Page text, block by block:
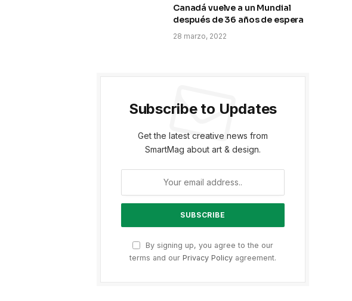
Canadá vuelve a un Mundial
después de 36 años de espera
28 marzo, 2022
Subscribe to Updates
Get the latest creative news from
SmartMag about art & design.
By signing up, you agree to the our
terms and our Privacy Policy agreement.